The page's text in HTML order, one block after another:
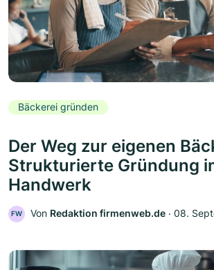
Bäckerei gründen
Der Weg zur eigenen
Strukturierte Gründung
Handwerk
FW Von Redaktion firmenweb.de ‧ 08.